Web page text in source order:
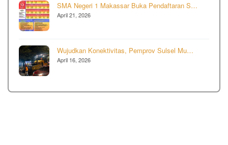
SMA Negeri 1 Makassar Buka Pendaftaran S…
April 21, 2026
Wujudkan Konektivitas, Pemprov Sulsel Mu…
April 16, 2026